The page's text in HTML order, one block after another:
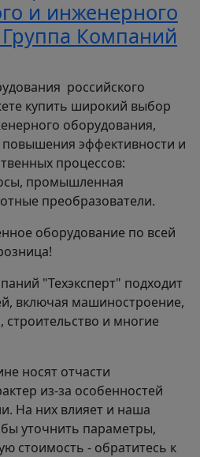
со станками,
и многим другим
ЧАСТОТЫ
(кВт) для
(G)
(кВт) для
3 ~ 380В ± 15%,
модуль
покрытие плат
компаундом
и инженерного
Компаний
российского
купить широкий выбор
оборудования,
эффективности и
процессов:
промышленная
преобразователи.
оборудование по всей
"Техэксперт" подходит
включая машиностроение,
строительство и многие
носят отчасти
из-за особенностей
На них влияет и наша
уточнить параметры,
стоимость - обратитесь к